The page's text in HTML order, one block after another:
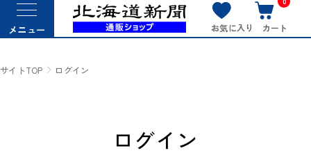
メニュー お気に入り カート
サイトTOP ログイン
ログイン